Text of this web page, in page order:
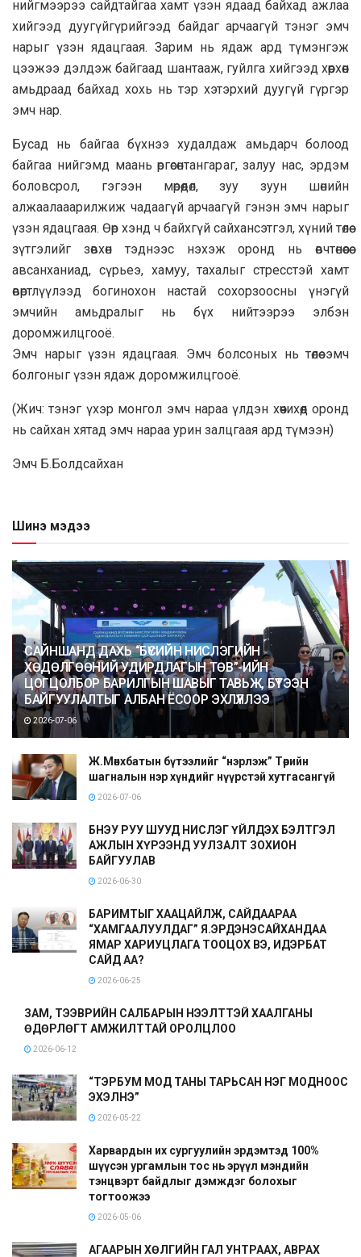
нийгмээрээ сайдтайгаа хамт үзэн ядаад байхад ажлаа
хийгээд дуугүйгүрийгээд байдаг арчаагүй тэнэг эмч
нарыг үзэн ядацгаая. Зарим нь ядаж ард түмэнгэж
цээжээ дэлдэж байгаад шантааж, гуйлга хийгээд хөөрхөөн
амьдраад байхад хохь нь тэр хэтэрхий дуугүй гүргэр
эмч нар.
Бусад нь байгаа бүхнээ худалдаж амьдарч болоод
байгаа нийгэмд маань өргөсөнтангараг, залуу нас, эрдэм
боловсрол, гэгээн мөрөөдөл, зуу зуун шөнийн
алжаалааарилжиж чадаагүй арчаагүй гэнэн эмч нарыг
үзэн ядацгаая. Өөр хэнд ч байхгүй сайхансэтгэл, хүний төлөө
зүтгэлийг зөвхөн тэднээс нэхэж оронд нь өвчтөнөөсөө
авсанханиад, сүрьеэ, хамуу, тахалыг стресстэй хамт
өвөртлүүлээд богинохон настай сохорзоосны үнэгүй
эмчийн амьдралыг нь бүх нийтээрээ элбэн
доромжилцгооё.
Эмч нарыг үзэн ядацгаая. Эмч болсоных нь төлөө эмч
болгоныг үзэн ядаж доромжилцгооё.
(Жич: тэнэг үхэр монгол эмч нараа үлдэн хөөчихөөд оронд
нь сайхан хятад эмч нараа урин залцгаая ард түмээн)
Эмч Б.Болдсайхан
Шинэ мэдээ
САЙНШАНД ДАХЬ “БҮСИЙН НИСЛЭГИЙН
ХӨДӨЛГӨӨНИЙ УДИРДЛАГЫН ТӨВ”-ИЙН
ЦОГЦОЛБОР БАРИЛГЫН ШАВЫГ ТАВЬЖ, БҮТЭЭН
БАЙГУУЛАЛТЫГ АЛБАН ЁСООР ЭХЛҮҮЛЛЭЭ
2026-07-06
Ж.Мөнхбатын бүтээлийг “нэрлэж” Төрийн
шагналын нэр хүндийг нүүрстэй хутгасангүй
2026-07-06
БНЭУ РУУ ШУУД НИСЛЭГ ҮЙЛДЭХ БЭЛТГЭЛ
АЖЛЫН ХҮРЭЭНД УУЛЗАЛТ ЗОХИОН
БАЙГУУЛАВ
2026-06-30
БАРИМТЫГ ХААЦАЙЛЖ, САЙДААРАА
“ХАМГААЛУУЛДАГ” Я.ЭРДЭНЭСАЙХАНДАА
ЯМАР ХАРИУЦЛАГА ТООЦОХ ВЭ, ИДЭРБАТ
САЙД АА?
2026-06-25
ЗАМ, ТЭЭВРИЙН САЛБАРЫН НЭЭЛТТЭЙ ХААЛГАНЫ
ӨДӨРЛӨГТ АМЖИЛТТАЙ ОРОЛЦЛОО
2026-06-12
“ТЭРБУМ МОД ТАНЫ ТАРЬСАН НЭГ МОДНООС
ЭХЭЛНЭ”
2026-05-22
Харвардын их сургуулийн эрдэмтэд 100%
шүүсэн ургамлын тос нь эрүүл мэндийн
тэнцвэрт байдлыг дэмждэг болохыг
тогтоожээ
2026-05-06
АГААРЫН ХӨЛГИЙН ГАЛ УНТРААХ, АВРАХ